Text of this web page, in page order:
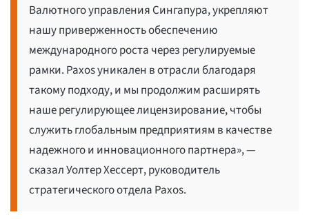
Валютного управления Сингапура, укрепляют
нашу приверженность обеспечению
международного роста через регулируемые
рамки. Paxos уникален в отрасли благодаря
такому подходу, и мы продолжим расширять
наше регулирующее лицензирование, чтобы
служить глобальным предприятиям в качестве
надежного и инновационного партнера», —
сказал Уолтер Хессерт, руководитель
стратегического отдела Paxos.